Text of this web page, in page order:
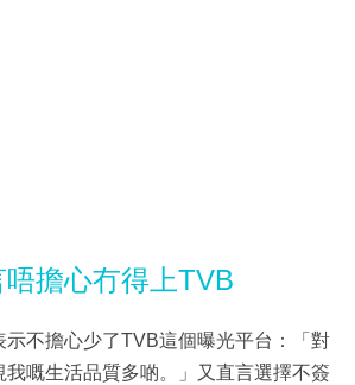
擔心冇得上TVB
示不擔心少了TVB這個曝光平台：「對
我嘅生活品質多啲。」又直言選擇不簽